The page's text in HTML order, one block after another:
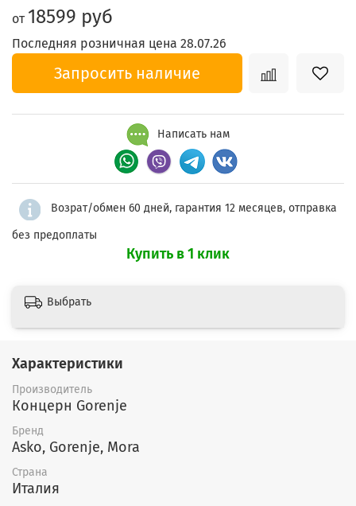
от 18599 руб
Последняя розничная цена 28.07.26
Запросить наличие
Написать нам
Возрат/обмен 60 дней, гарантия 12 месяцев, отправка
без предоплаты
Купить в 1 клик
Выбрать
Характеристики
Производитель
Концерн Gorenje
Бренд
Asko, Gorenje, Mora
Страна
Италия